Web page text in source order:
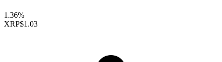
1.36%
XRP$1.03